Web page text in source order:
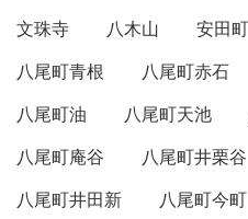
文珠寺
八木山 安田町
八尾町青根
八尾町赤石
八尾町油
八尾町天池
八尾町庵谷
八尾町井栗谷
八尾町井田新
八尾町今町